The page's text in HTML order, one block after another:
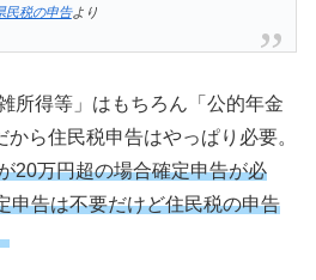
民税の申告より
所得等」はもちろん「公的年金
ら住民税申告はやっぱり必要。
20万円超の場合確定申告が必
申告は不要だけど住民税の申告